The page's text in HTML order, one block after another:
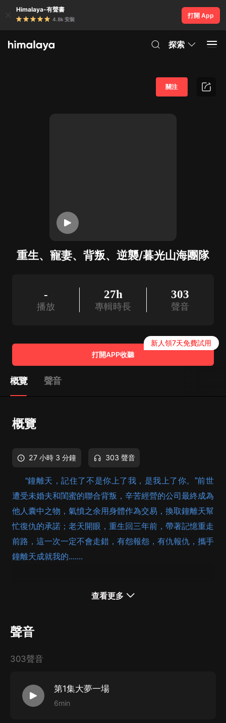
Himalaya-有聲書
4.8k 安裝
打開 App
探索
重生、寵妻、背叛、逆襲/暮光山海團隊
關注
-
播放
27h
專輯時長
303
聲音
打開APP收聽
新人領7天免費試用
概覽 聲音
概覽
27 小時 3 分鐘 303 聲音
“鐘離天 ，記住了不是你上了我，是我上了你。”前世
遭受未婚夫和閨蜜的聯合背叛，辛苦經營的公司最終成為
他人囊中之物，氣憤之余用身體作為交易，換取鐘離天幫
忙復仇的承諾；老天開眼，重生回三年前，帶著記憶重走
前路，這一次一定不會走錯，有怨報怨，有仇報仇，攜手
鐘離天成就我的.......
查看更多
聲音
303聲音
第1集大夢一場
6min